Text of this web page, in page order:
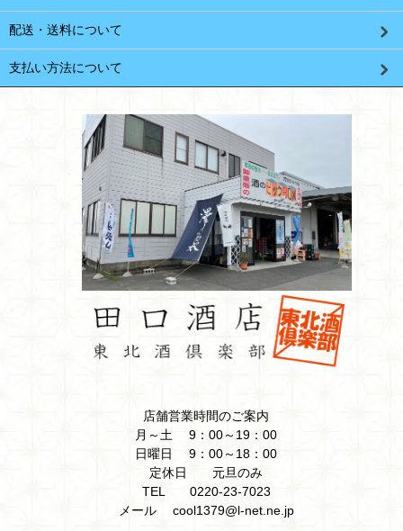
配送・送料について
支払い方法について
店舗営業時間のご案内
月～土 9：00～19：00
日曜日 9：00～18：00
定休日 元旦のみ
TEL 0220-23-7023
メール cool1379@l-net.ne.jp